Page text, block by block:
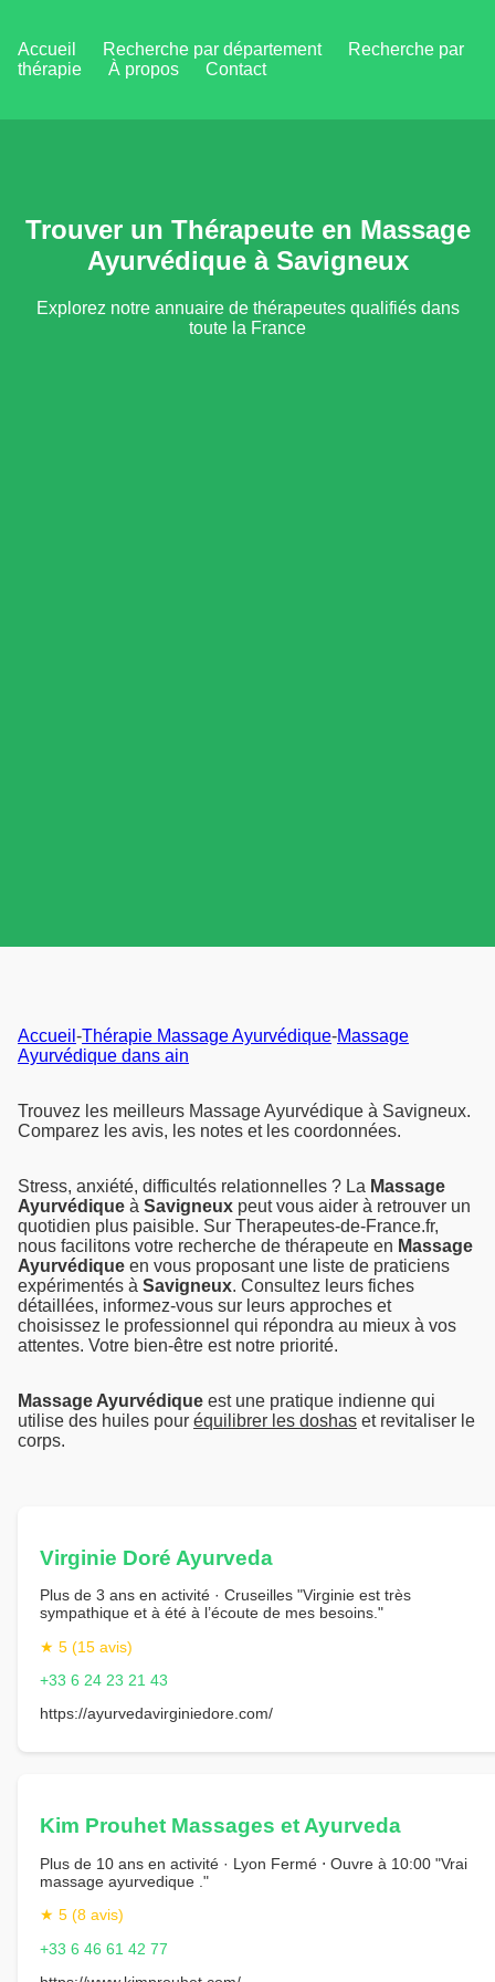
Accueil Recherche par département
Recherche par
thérapie
À propos Contact
Trouver un Thérapeute en Massage
Ayurvédique à Savigneux
Explorez notre annuaire de thérapeutes qualifiés dans
toute la France
Accueil -Thérapie Massage Ayurvédique-Massage
Ayurvédique dans ain
Trouvez les meilleurs Massage Ayurvédique à Savigneux.
Comparez les avis, les notes et les coordonnées.
Stress, anxiété, difficultés relationnelles ? La Massage
Ayurvédique à Savigneux peut vous aider à retrouver un
quotidien plus paisible. Sur Therapeutes-de-France.fr,
nous facilitons votre recherche de thérapeute en Massage
Ayurvédique en vous proposant une liste de praticiens
expérimentés à Savigneux. Consultez leurs fiches
détaillées, informez-vous sur leurs approches et
choisissez le professionnel qui répondra au mieux à vos
attentes. Votre bien-être est notre priorité.
Massage Ayurvédique est une pratique indienne qui
utilise des huiles pour équilibrer les doshas et revitaliser le
corps.
Virginie Doré Ayurveda
Plus de 3 ans en activité · Cruseilles "Virginie est très
sympathique et à été à l’écoute de mes besoins."
★ 5 (15 avis)
+33 6 24 23 21 43
https://ayurvedavirginiedore.com/
Kim Prouhet Massages et Ayurveda
Plus de 10 ans en activité · Lyon Fermé ⋅ Ouvre à 10:00 "Vrai
massage ayurvedique ."
★ 5 (8 avis)
+33 6 46 61 42 77